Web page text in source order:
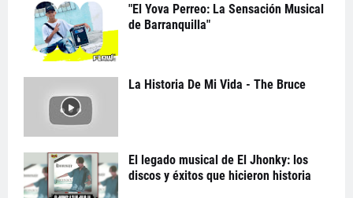
"El Yova Perreo: La Sensación Musical
de Barranquilla"
La Historia De Mi Vida - The Bruce
El legado musical de El Jhonky: los
discos y éxitos que hicieron historia